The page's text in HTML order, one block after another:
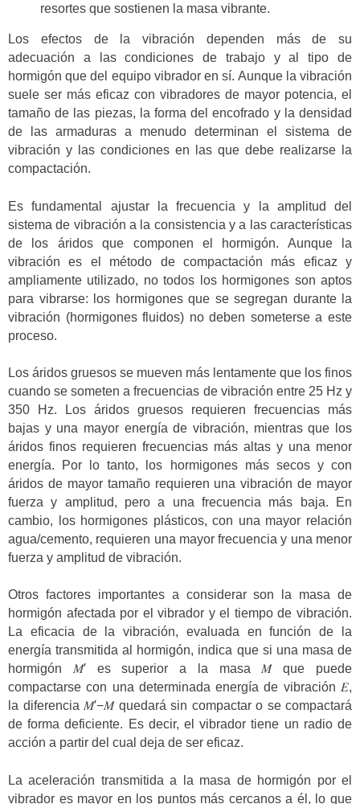
resortes que sostienen la masa vibrante.
Los efectos de la vibración dependen más de su
adecuación a las condiciones de trabajo y al tipo de
hormigón que del equipo vibrador en sí. Aunque la vibración
suele ser más eficaz con vibradores de mayor potencia, el
tamaño de las piezas, la forma del encofrado y la densidad
de las armaduras a menudo determinan el sistema de
vibración y las condiciones en las que debe realizarse la
compactación.
Es fundamental ajustar la frecuencia y la amplitud del
sistema de vibración a la consistencia y a las características
de los áridos que componen el hormigón. Aunque la
vibración es el método de compactación más eficaz y
ampliamente utilizado, no todos los hormigones son aptos
para vibrarse: los hormigones que se segregan durante la
vibración (hormigones fluidos) no deben someterse a este
proceso.
Los áridos gruesos se mueven más lentamente que los finos
cuando se someten a frecuencias de vibración entre 25 Hz y
350 Hz. Los áridos gruesos requieren frecuencias más
bajas y una mayor energía de vibración, mientras que los
áridos finos requieren frecuencias más altas y una menor
energía. Por lo tanto, los hormigones más secos y con
áridos de mayor tamaño requieren una vibración de mayor
fuerza y amplitud, pero a una frecuencia más baja. En
cambio, los hormigones plásticos, con una mayor relación
agua/cemento, requieren una mayor frecuencia y una menor
fuerza y amplitud de vibración.
Otros factores importantes a considerar son la masa de
hormigón afectada por el vibrador y el tiempo de vibración.
La eficacia de la vibración, evaluada en función de la
energía transmitida al hormigón, indica que si una masa de
hormigón 𝑀′ es superior a la masa 𝑀 que puede
compactarse con una determinada energía de vibración 𝐸,
la diferencia 𝑀′−𝑀 quedará sin compactar o se compactará
de forma deficiente. Es decir, el vibrador tiene un radio de
acción a partir del cual deja de ser eficaz.
La aceleración transmitida a la masa de hormigón por el
vibrador es mayor en los puntos más cercanos a él, lo que